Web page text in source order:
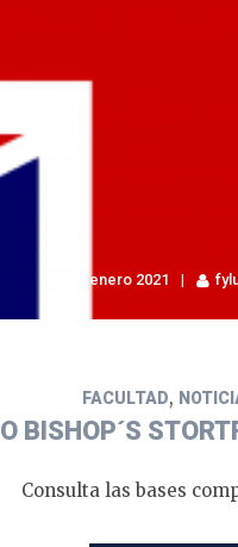
20 enero 2021
FACULTAD,
BISHOP´S
Consulta las bases